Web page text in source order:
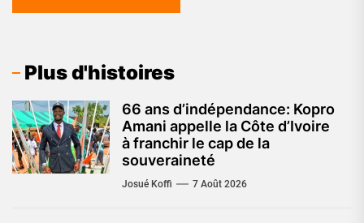
Plus d'histoires
66 ans d’indépendance: Kopro
Amani appelle la Côte d’Ivoire
à franchir le cap de la
souveraineté
Josué Koffi 7 Août 2026